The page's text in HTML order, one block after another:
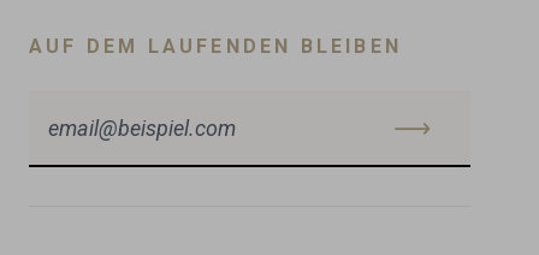
AUF DEM LAUFENDEN BLEIBEN